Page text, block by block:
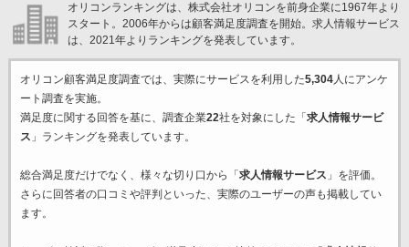
オリコンランキングは、株式会社オリコンを前身企業に1967年より
スタート。2006年からは顧客満足度調査を開始。求人情報サービス
は、2021年よりランキングを発表しています。
オリコン顧客満足度調査では、実際にサービスを利用した5,304人にアンケ
ート調査を実施。
満足度に関する回答を基に、調査企業22社を対象にした「 求人情報サービ
ス 」ランキングを発表しています。
総合満足度だけでなく、様々な切り口から「 求人情報サービス 」を評価。
さらに回答者の口コミや評判といった、実際のユーザーの声も掲載してい
ます。